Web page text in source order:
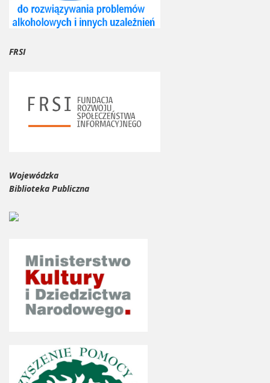
FRSI
Wojewódzka
Biblioteka Publiczna